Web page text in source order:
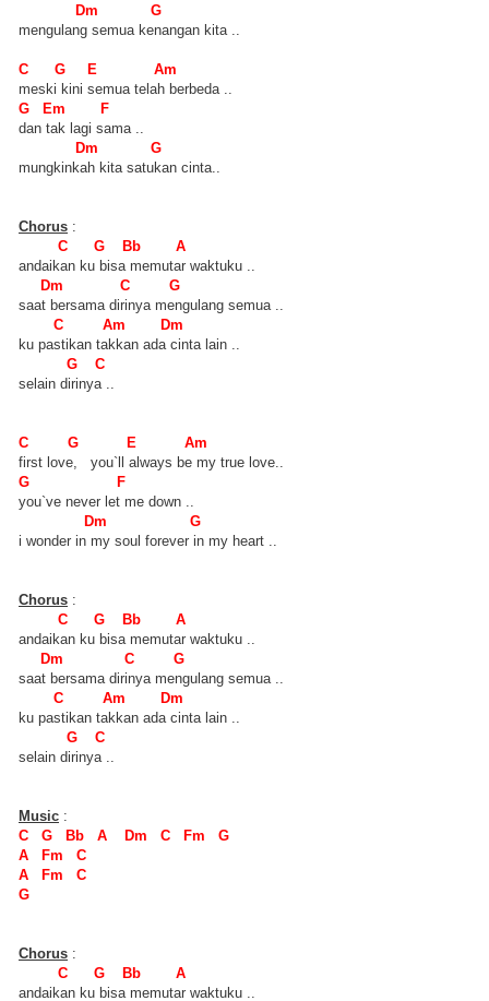
Dm G
mengulang semua kenangan kita ..
C G E Am
meski kini semua telah berbeda ..
G Em F
dan tak lagi sama ..
Dm G
mungkinkah kita satukan cinta..
Chorus :
C G Bb A
andaikan ku bisa memutar waktuku ..
Dm C G
saat bersama dirinya mengulang semua ..
C Am Dm
ku pastikan takkan ada cinta lain ..
G C
selain dirinya ..
C G E Am
first love, you`ll always be my true love..
G F
you`ve never let me down ..
Dm G
i wonder in my soul forever in my heart ..
Chorus :
C G Bb A
andaikan ku bisa memutar waktuku ..
Dm C G
saat bersama dirinya mengulang semua ..
C Am Dm
ku pastikan takkan ada cinta lain ..
G C
selain dirinya ..
Music :
C G Bb A Dm C Fm G
A Fm C
A Fm C
G
Chorus :
C G Bb A
andaikan ku bisa memutar waktuku ..